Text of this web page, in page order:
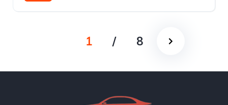
1 / 8